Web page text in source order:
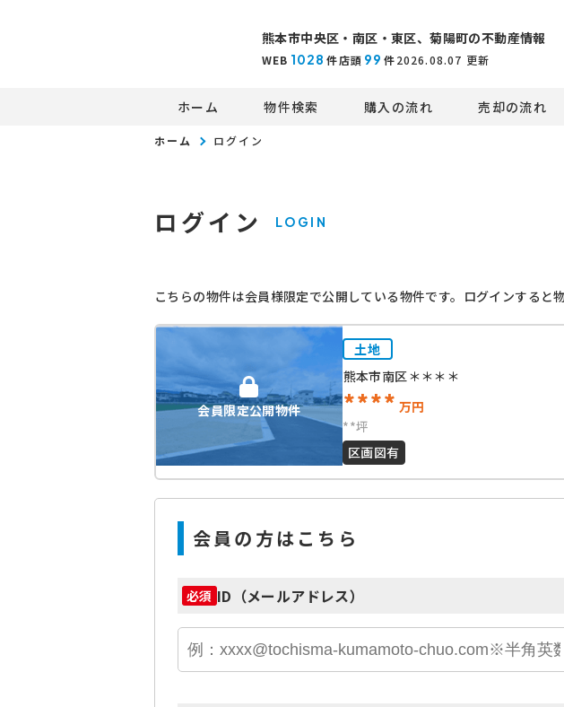
熊本市中央区・南区・東区、菊陽町の不動産情報
WEB 1028 件店頭 99 件2026.08.07 更新
ホーム 物件検索 購入の流れ 売却の流れ
ホーム ログイン
ログイン LOGIN
こちらの物件は会員様限定で公開している物件です。ログインすると
会員限定公開物件
土地
熊本市南区＊＊＊＊
**** 万円
**坪
区画図有
会員の方はこちら
必須 ID（メールアドレス）